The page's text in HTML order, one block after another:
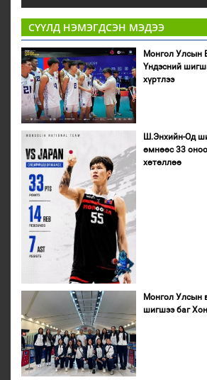
СҮҮЛД НЭМЭГДСЭН МЭДЭЭ
Монгол Улсын
Үндэсний
хүртлээ
Ш.Энхийн-Од
өмнөөс 33
хөтөллөө
Монгол Улсын
шигшээ баг